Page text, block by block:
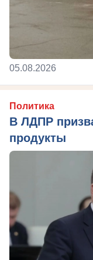
05.08.2026
Политика
В ЛДПР
продукты